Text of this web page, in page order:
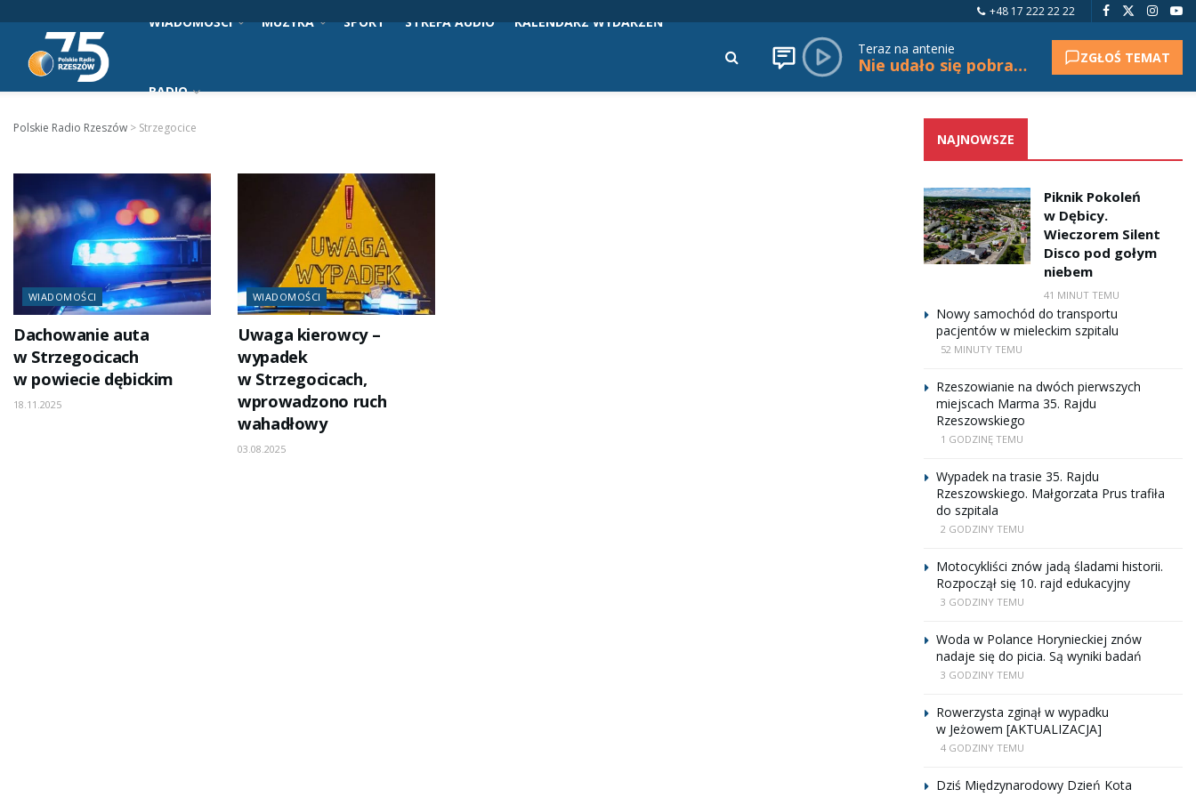
+48 17 222 22 22
WIADOMOŚCI MUZYKA SPORT STREFA AUDIO KALENDARZ WYDARZEŃ
RADIO
Teraz na antenie
Nie udało się pobrać tytułu. ZGŁOŚ TEMAT
Polskie Radio Rzeszów > Strzegocice
WIADOMOŚCI
Dachowanie auta
w Strzegocicach
w powiecie dębickim
18.11.2025
WIADOMOŚCI
Uwaga kierowcy –
wypadek
w Strzegocicach,
wprowadzono ruch
wahadłowy
03.08.2025
NAJNOWSZE
Piknik Pokoleń
w Dębicy.
Wieczorem Silent
Disco pod gołym
niebem
41 MINUT TEMU
Nowy samochód do transportu
pacjentów w mieleckim szpitalu
52 MINUTY TEMU
Rzeszowianie na dwóch pierwszych
miejscach Marma 35. Rajdu
Rzeszowskiego
1 GODZINĘ TEMU
Wypadek na trasie 35. Rajdu
Rzeszowskiego. Małgorzata Prus trafiła
do szpitala
2 GODZINY TEMU
Motocykliści znów jadą śladami historii.
Rozpoczął się 10. rajd edukacyjny
3 GODZINY TEMU
Woda w Polance Horynieckiej znów
nadaje się do picia. Są wyniki badań
3 GODZINY TEMU
Rowerzysta zginął w wypadku
w Jeżowem [AKTUALIZACJA]
4 GODZINY TEMU
Dziś Międzynarodowy Dzień Kota